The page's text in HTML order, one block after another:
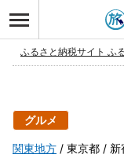
ふるさと納税サイト ふ
グルメ
関東地方 東京都 新